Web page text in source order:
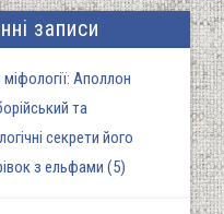
записи
Аполлон
та
секрети його
з ельфами (5)